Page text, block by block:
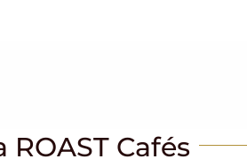
ROAST Cafés